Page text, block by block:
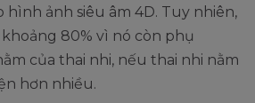
hình ảnh siêu âm 4D. Tuy nhiên,
80% vì nó còn phụ
của thai nhi, nếu thai nhi nằm
hơn nhiều.